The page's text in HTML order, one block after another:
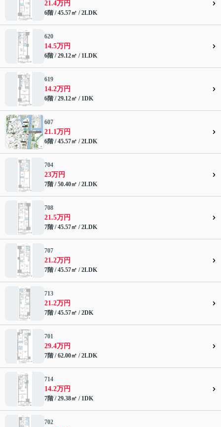
21.4万円
6階 / 45.57㎡ / 2LDK
620
14.5万円
6階 / 29.12㎡ / 1LDK
619
14.2万円
6階 / 29.12㎡ / 1DK
607
21.1万円
6階 / 45.57㎡ / 2LDK
704
23万円
7階 / 50.40㎡ / 2LDK
708
21.5万円
7階 / 45.57㎡ / 2LDK
707
21.2万円
7階 / 45.57㎡ / 2LDK
713
21.2万円
7階 / 45.57㎡ / 2DK
701
29.4万円
7階 / 62.00㎡ / 2LDK
714
14.2万円
7階 / 29.38㎡ / 1DK
702